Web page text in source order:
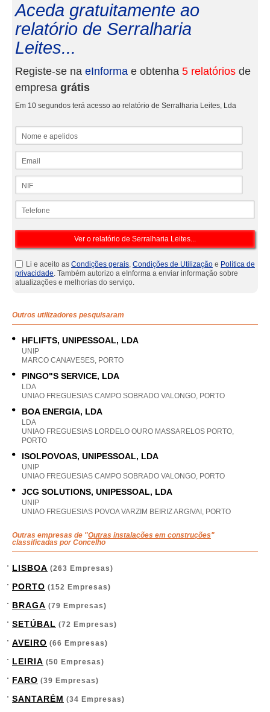
Aceda gratuitamente ao
relatório de Serralharia
Leites...
Registe-se na eInforma e obtenha 5 relatórios de
empresa grátis
Em 10 segundos terá acesso ao relatório de Serralharia Leites, Lda
Li e aceito as Condições gerais, Condições de Utilização e Política de
privacidade. Também autorizo a eInforma a enviar informação sobre
atualizações e melhorias do serviço.
Outros utilizadores pesquisaram
HFLIFTS, UNIPESSOAL, LDA
UNIP
MARCO CANAVESES, PORTO
PINGO"S SERVICE, LDA
LDA
UNIAO FREGUESIAS CAMPO SOBRADO VALONGO, PORTO
BOA ENERGIA, LDA
LDA
UNIAO FREGUESIAS LORDELO OURO MASSARELOS PORTO,
PORTO
ISOLPOVOAS, UNIPESSOAL, LDA
UNIP
UNIAO FREGUESIAS CAMPO SOBRADO VALONGO, PORTO
JCG SOLUTIONS, UNIPESSOAL, LDA
UNIP
UNIAO FREGUESIAS POVOA VARZIM BEIRIZ ARGIVAI, PORTO
Outras empresas de "Outras instalações em construções"
classificadas por Concelho
LISBOA (263 Empresas)
PORTO (152 Empresas)
BRAGA (79 Empresas)
SETÚBAL (72 Empresas)
AVEIRO (66 Empresas)
LEIRIA (50 Empresas)
FARO (39 Empresas)
SANTARÉM (34 Empresas)